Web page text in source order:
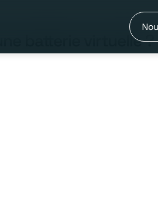
d’une batterie
batterie virtuelle ?